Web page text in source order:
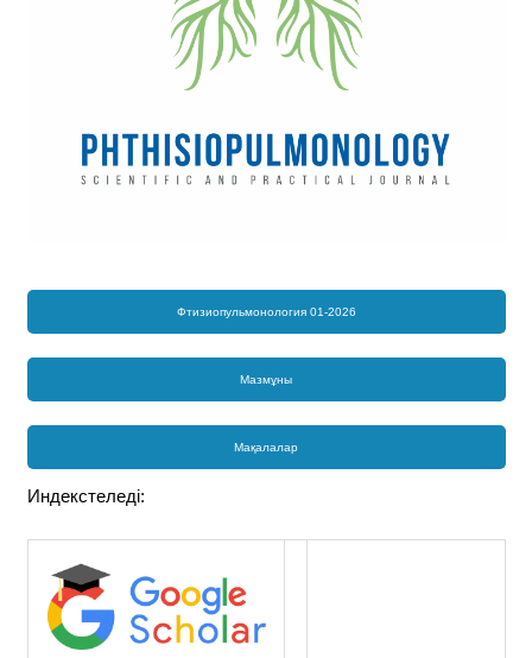
Фтизиопульмонология 01-2026
Мазмұны
Мақалалар
Индекстеледі: